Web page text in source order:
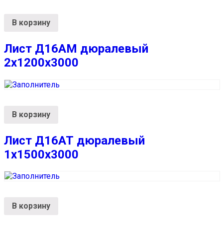
В корзину
Лист Д16АМ дюралевый
2х1200х3000
В корзину
Лист Д16АТ дюралевый
1х1500х3000
В корзину